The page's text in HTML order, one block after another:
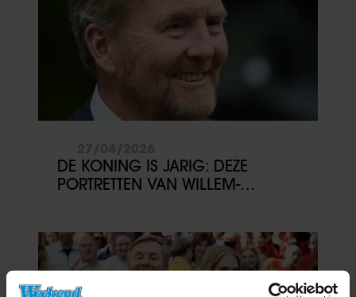
DE KONING IS JARIG: DEZE
PORTRETTEN VAN WILLEM-